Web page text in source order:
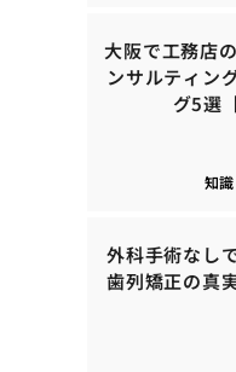
大阪で工務店
ンサルティン
グ5選
知識
外科手術なし
歯列矯正の真